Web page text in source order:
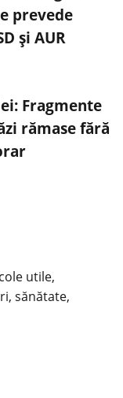
prevede
și AUR
Fragmente
rămase fără
utile,
sănătate,